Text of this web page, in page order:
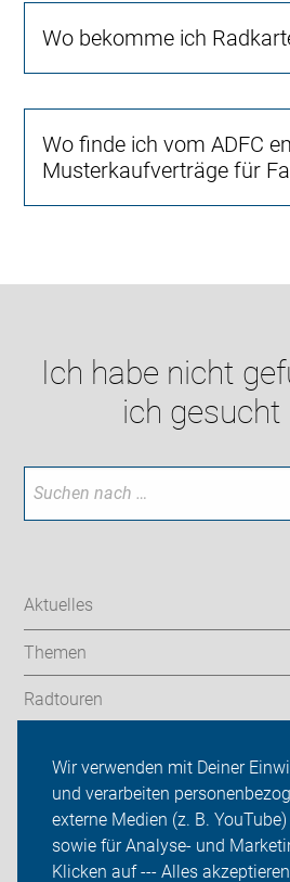
Wir verwenden mit Deiner
und verarbeiten
externe Medien (z. B.
sowie für Analyse- und
Klicken auf --- Alles
Wo bekomme ich
Wo finde ich vom ADFC
Musterkaufverträge für
Ich habe nicht
ich gesucht
Aktuelles
Themen
Radtouren
Verkehrspolitik
ADFC BV/K